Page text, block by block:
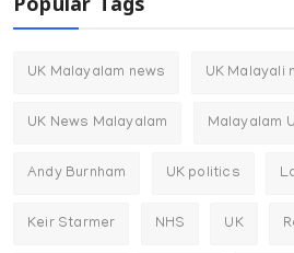
Popular Tags
UK Malayalam news UK Malayali
UK News Malayalam Malayalam
Andy Burnham UK politics
Keir Starmer NHS UK